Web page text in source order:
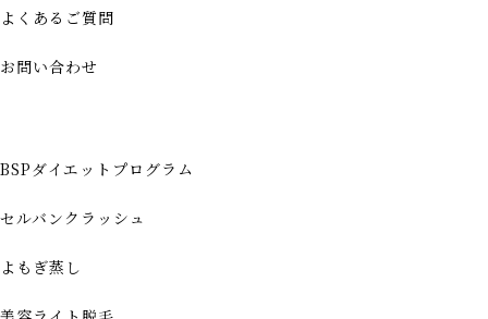
よくあるご質問
お問い合わせ
BSPダイエットプログラム
セルバンクラッシュ
よもぎ蒸し